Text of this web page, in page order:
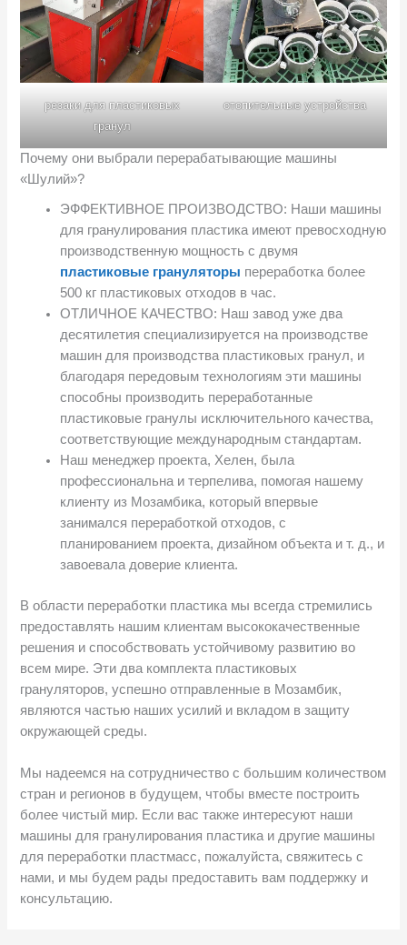
резаки для пластиковых
гранул
отопительные устройства
Почему они выбрали перерабатывающие машины
«Шулий»?
ЭФФЕКТИВНОЕ ПРОИЗВОДСТВО: Наши машины
для гранулирования пластика имеют превосходную
производственную мощность с двумя
пластиковые грануляторы переработка более
500 кг пластиковых отходов в час.
ОТЛИЧНОЕ КАЧЕСТВО: Наш завод уже два
десятилетия специализируется на производстве
машин для производства пластиковых гранул, и
благодаря передовым технологиям эти машины
способны производить переработанные
пластиковые гранулы исключительного качества,
соответствующие международным стандартам.
Наш менеджер проекта, Хелен, была
профессиональна и терпелива, помогая нашему
клиенту из Мозамбика, который впервые
занимался переработкой отходов, с
планированием проекта, дизайном объекта и т. д., и
завоевала доверие клиента.
В области переработки пластика мы всегда стремились
предоставлять нашим клиентам высококачественные
решения и способствовать устойчивому развитию во
всем мире. Эти два комплекта пластиковых
грануляторов, успешно отправленные в Мозамбик,
являются частью наших усилий и вкладом в защиту
окружающей среды.
Мы надеемся на сотрудничество с большим количеством
стран и регионов в будущем, чтобы вместе построить
более чистый мир. Если вас также интересуют наши
машины для гранулирования пластика и другие машины
для переработки пластмасс, пожалуйста, свяжитесь с
нами, и мы будем рады предоставить вам поддержку и
консультацию.